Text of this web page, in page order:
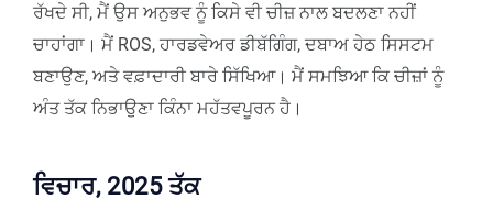
ਰੱਖਦੇ ਸੀ, ਮੈਂ ਉਸ ਅਨੁਭਵ ਨੂੰ ਕਿਸੇ ਵੀ ਚੀਜ਼ ਨਾਲ ਬਦਲਣਾ ਨਹੀਂ
ਚਾਹਾਂਗਾ। ਮੈਂ ROS, ਹਾਰਡਵੇਅਰ ਡੀਬੱਗਿੰਗ, ਦਬਾਅ ਹੇਠ ਸਿਸਟਮ
ਬਣਾਉਣ, ਅਤੇ ਵਫ਼ਾਦਾਰੀ ਬਾਰੇ ਸਿੱਖਿਆ। ਮੈਂ ਸਮਝਿਆ ਕਿ ਚੀਜ਼ਾਂ ਨੂੰ
ਅੰਤ ਤੱਕ ਨਿਭਾਉਣਾ ਕਿੰਨਾ ਮਹੱਤਵਪੂਰਨ ਹੈ।
ਵਿਚਾਰ, 2025 ਤੱਕ